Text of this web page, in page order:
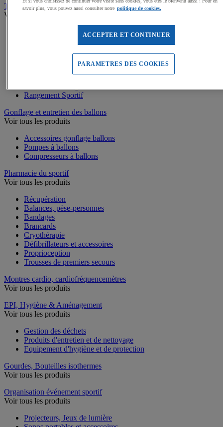
Transport et Rangement
Voir tous les produits
Sacs et Filets à ballons
Bacs de rangement
Roll-conteneurs
Rangement Sportif
Gonflage et entretien des ballons
Voir tous les produits
Accessoires gonflage ballons
Pompes à ballons
Compresseurs à ballons
Pharmacie du sportif
Voir tous les produits
Récupération
Balances, pèse-personnes
Bandages
Brancards
Cryothérapie
Défibrillateurs et accessoires
Proprioception
Trousses de premiers secours
Montres cardio, cardiofréquencemètres
Voir tous les produits
EPI, Hygiène & Aménagement
Voir tous les produits
Gestion des déchets
Produits d'entretien et de nettoyage
Equipement d'hygiène et de protection
Gourdes, Bouteilles isothermes
Voir tous les produits
Organisation événement sportif
Voir tous les produits
Projecteurs, Jeux de lumière
savoir plus, vous pouvez aussi consulter notre politique de cookies.
ACCEPTER ET CONTINUER
PARAMETRES DES COOKIES